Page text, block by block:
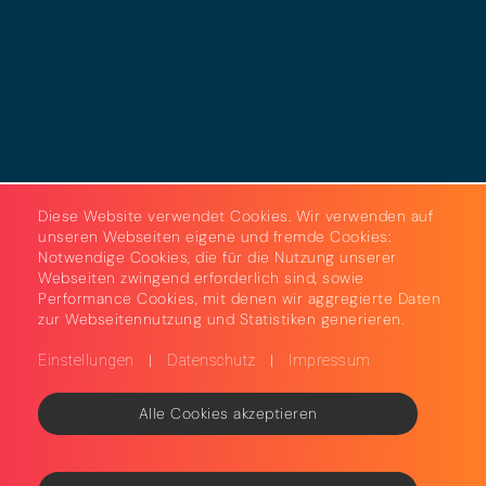
Diese Website verwendet Cookies. Wir verwenden auf
unseren Webseiten eigene und fremde Cookies:
Notwendige Cookies, die für die Nutzung unserer
Webseiten zwingend erforderlich sind, sowie
Performance Cookies, mit denen wir aggregierte Daten
zur Webseitennutzung und Statistiken generieren.
Einstellungen | Datenschutz | Impressum
Alle Cookies akzeptieren